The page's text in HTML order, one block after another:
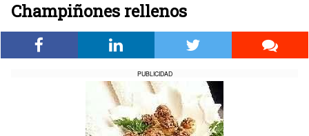
Champiñones rellenos
PUBLICIDAD